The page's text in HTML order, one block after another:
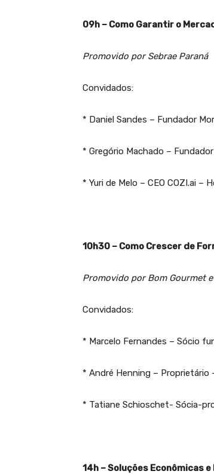
09h – Como Garantir o
Promovido por Sebrae Paraná
Convidados:
* Daniel Sandes – Fundador
* Gregório Machado –
* Yuri de Melo – CEO COZI.ai –
10h30 – Como Crescer de
Promovido por Bom Gourmet
Convidados:
* Marcelo Fernandes – Sócio
* André Henning – Proprietário
* Tatiane Schioschet- Sócia-
14h – Soluções Econômicas